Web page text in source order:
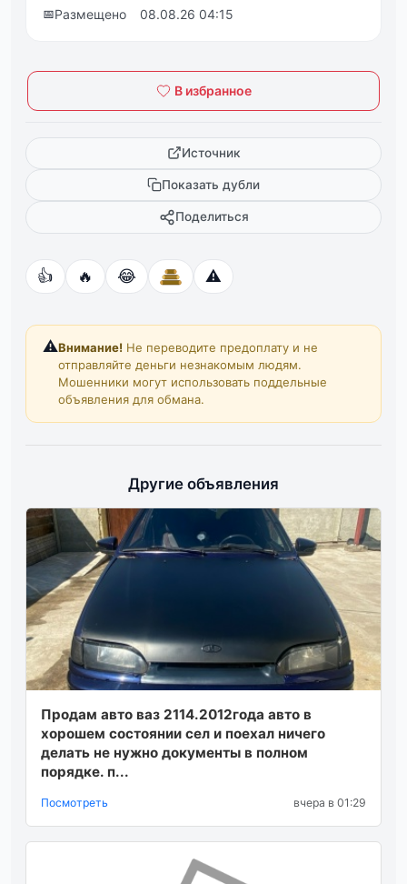
📅Размещено 08.08.26 04:15
В избранное
Источник
Показать дубли
Поделиться
👍 🔥 😂 ⚠️
⚠️Внимание! Не переводите предоплату и не
отправляйте деньги незнакомым людям.
Мошенники могут использовать поддельные
объявления для обмана.
Другие объявления
Продам авто ваз 2114.2012года авто в
хорошем состоянии сел и поехал ничего
делать не нужно документы в полном
порядке. п...
Посмотреть вчера в 01:29